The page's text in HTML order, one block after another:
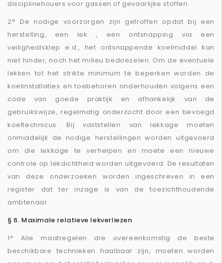
disciplinehouers voor gassen of gevaarlijke stoffen.
2° De nodige voorzorgen zijn getroffen opdat bij een
herstelling, een lek , een ontsnapping via een
veiligheidsklep e.d., het ontsnappende koelmiddel kan
niet hinder, noch het milieu bedoezelen. Om de eventuele
lekken tot het strikte minimum te beperken worden de
koelinstallaties en toebehoren onderhouden volgens een
code van goede praktijk en afhankelijk van de
gebruikswijze, regelmatig onderzocht door een bevoegd
koeltechnicus. Bij vaststellen van lekkage moeten
onmiddelijk de nodige herstellingen worden uitgevoerd
om die lekkage te verhelpen en moete een nieuwe
controle op lekdichtheid worden uitgevoerd. De resultaten
van deze onderzoeken worden ingeschreven in een
register dat ter inzage is van de toezichthoudende
ambtenaar.
§ 6. Maximale relatieve lekverliezen
1° Alle maatregelen die overeenkomstig de beste
beschikbare technieken haalbaar zijn, moeten worden